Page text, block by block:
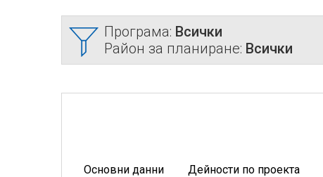
Програма: Всички
Район за планиране: Всички
Основни данни Дейности по проекта